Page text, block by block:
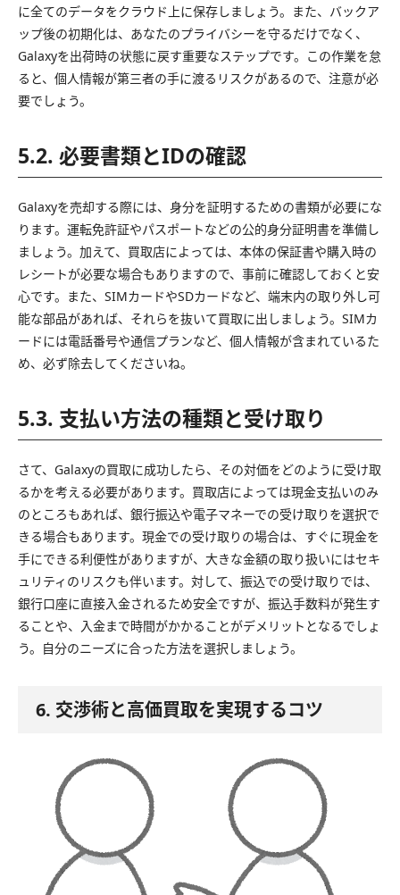
に全てのデータをクラウド上に保存しましょう。また、バックア
ップ後の初期化は、あなたのプライバシーを守るだけでなく、
Galaxyを出荷時の状態に戻す重要なステップです。この作業を怠
ると、個人情報が第三者の手に渡るリスクがあるので、注意が必
要でしょう。
5.2. 必要書類とIDの確認
Galaxyを売却する際には、身分を証明するための書類が必要にな
ります。運転免許証やパスポートなどの公的身分証明書を準備し
ましょう。加えて、買取店によっては、本体の保証書や購入時の
レシートが必要な場合もありますので、事前に確認しておくと安
心です。また、SIMカードやSDカードなど、端末内の取り外し可
能な部品があれば、それらを抜いて買取に出しましょう。SIMカ
ードには電話番号や通信プランなど、個人情報が含まれているた
め、必ず除去してくださいね。
5.3. 支払い方法の種類と受け取り
さて、Galaxyの買取に成功したら、その対価をどのように受け取
るかを考える必要があります。買取店によっては現金支払いのみ
のところもあれば、銀行振込や電子マネーでの受け取りを選択で
きる場合もあります。現金での受け取りの場合は、すぐに現金を
手にできる利便性がありますが、大きな金額の取り扱いにはセキ
ュリティのリスクも伴います。対して、振込での受け取りでは、
銀行口座に直接入金されるため安全ですが、振込手数料が発生す
ることや、入金まで時間がかかることがデメリットとなるでしょ
う。自分のニーズに合った方法を選択しましょう。
6. 交渉術と高価買取を実現するコツ